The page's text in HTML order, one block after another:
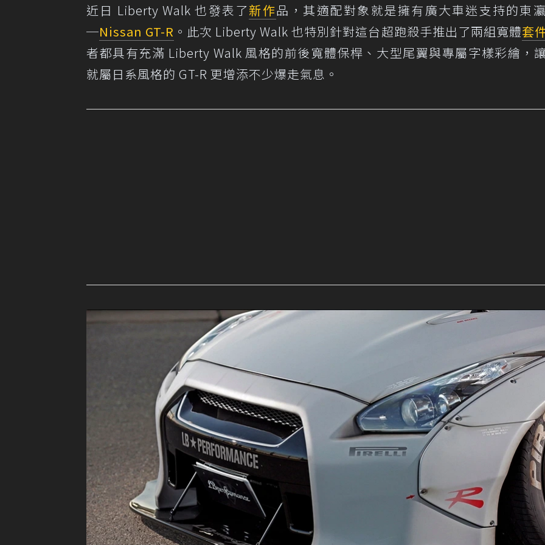
近日 Liberty Walk 也發表了新作品，其適配對象就是擁有廣大車迷支持的東
─Nissan GT-R 。此次 Liberty Walk 也特別針對這台超跑殺手推出了兩組寬體套
者都具有充滿 Liberty Walk 風格的前後寬體保桿、大型尾翼與專屬字樣彩繪，
就屬日系風格的 GT-R 更增添不少爆走氣息。